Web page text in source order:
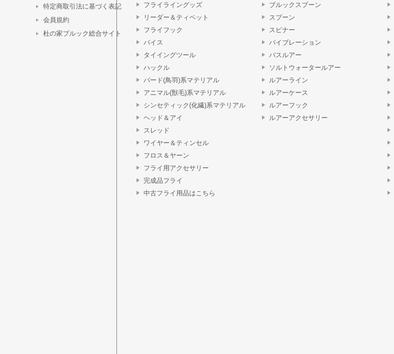
特定商取引法に基づく表記
会員規約
杜の家ブルック総合サイト
フライライングッズ
リーダー＆ティペット
フライフック
バイス
タイイングツール
ハックル
バード(鳥羽)系マテリアル
アニマル(獣毛)系マテリアル
シンセティック(化繊)系マテリアル
ヘッド＆アイ
スレッド
ワイヤー＆ティンセル
フロス＆ヤーン
フライ用アクセサリー
完成品フライ
中古フライ用品はこちら
ブルックスプーン
スプーン
スピナー
バイブレーション
バスルアー
ソルトウォータールアー
ルアーライン
ルアーケース
ルアーフック
ルアーアクセサリー